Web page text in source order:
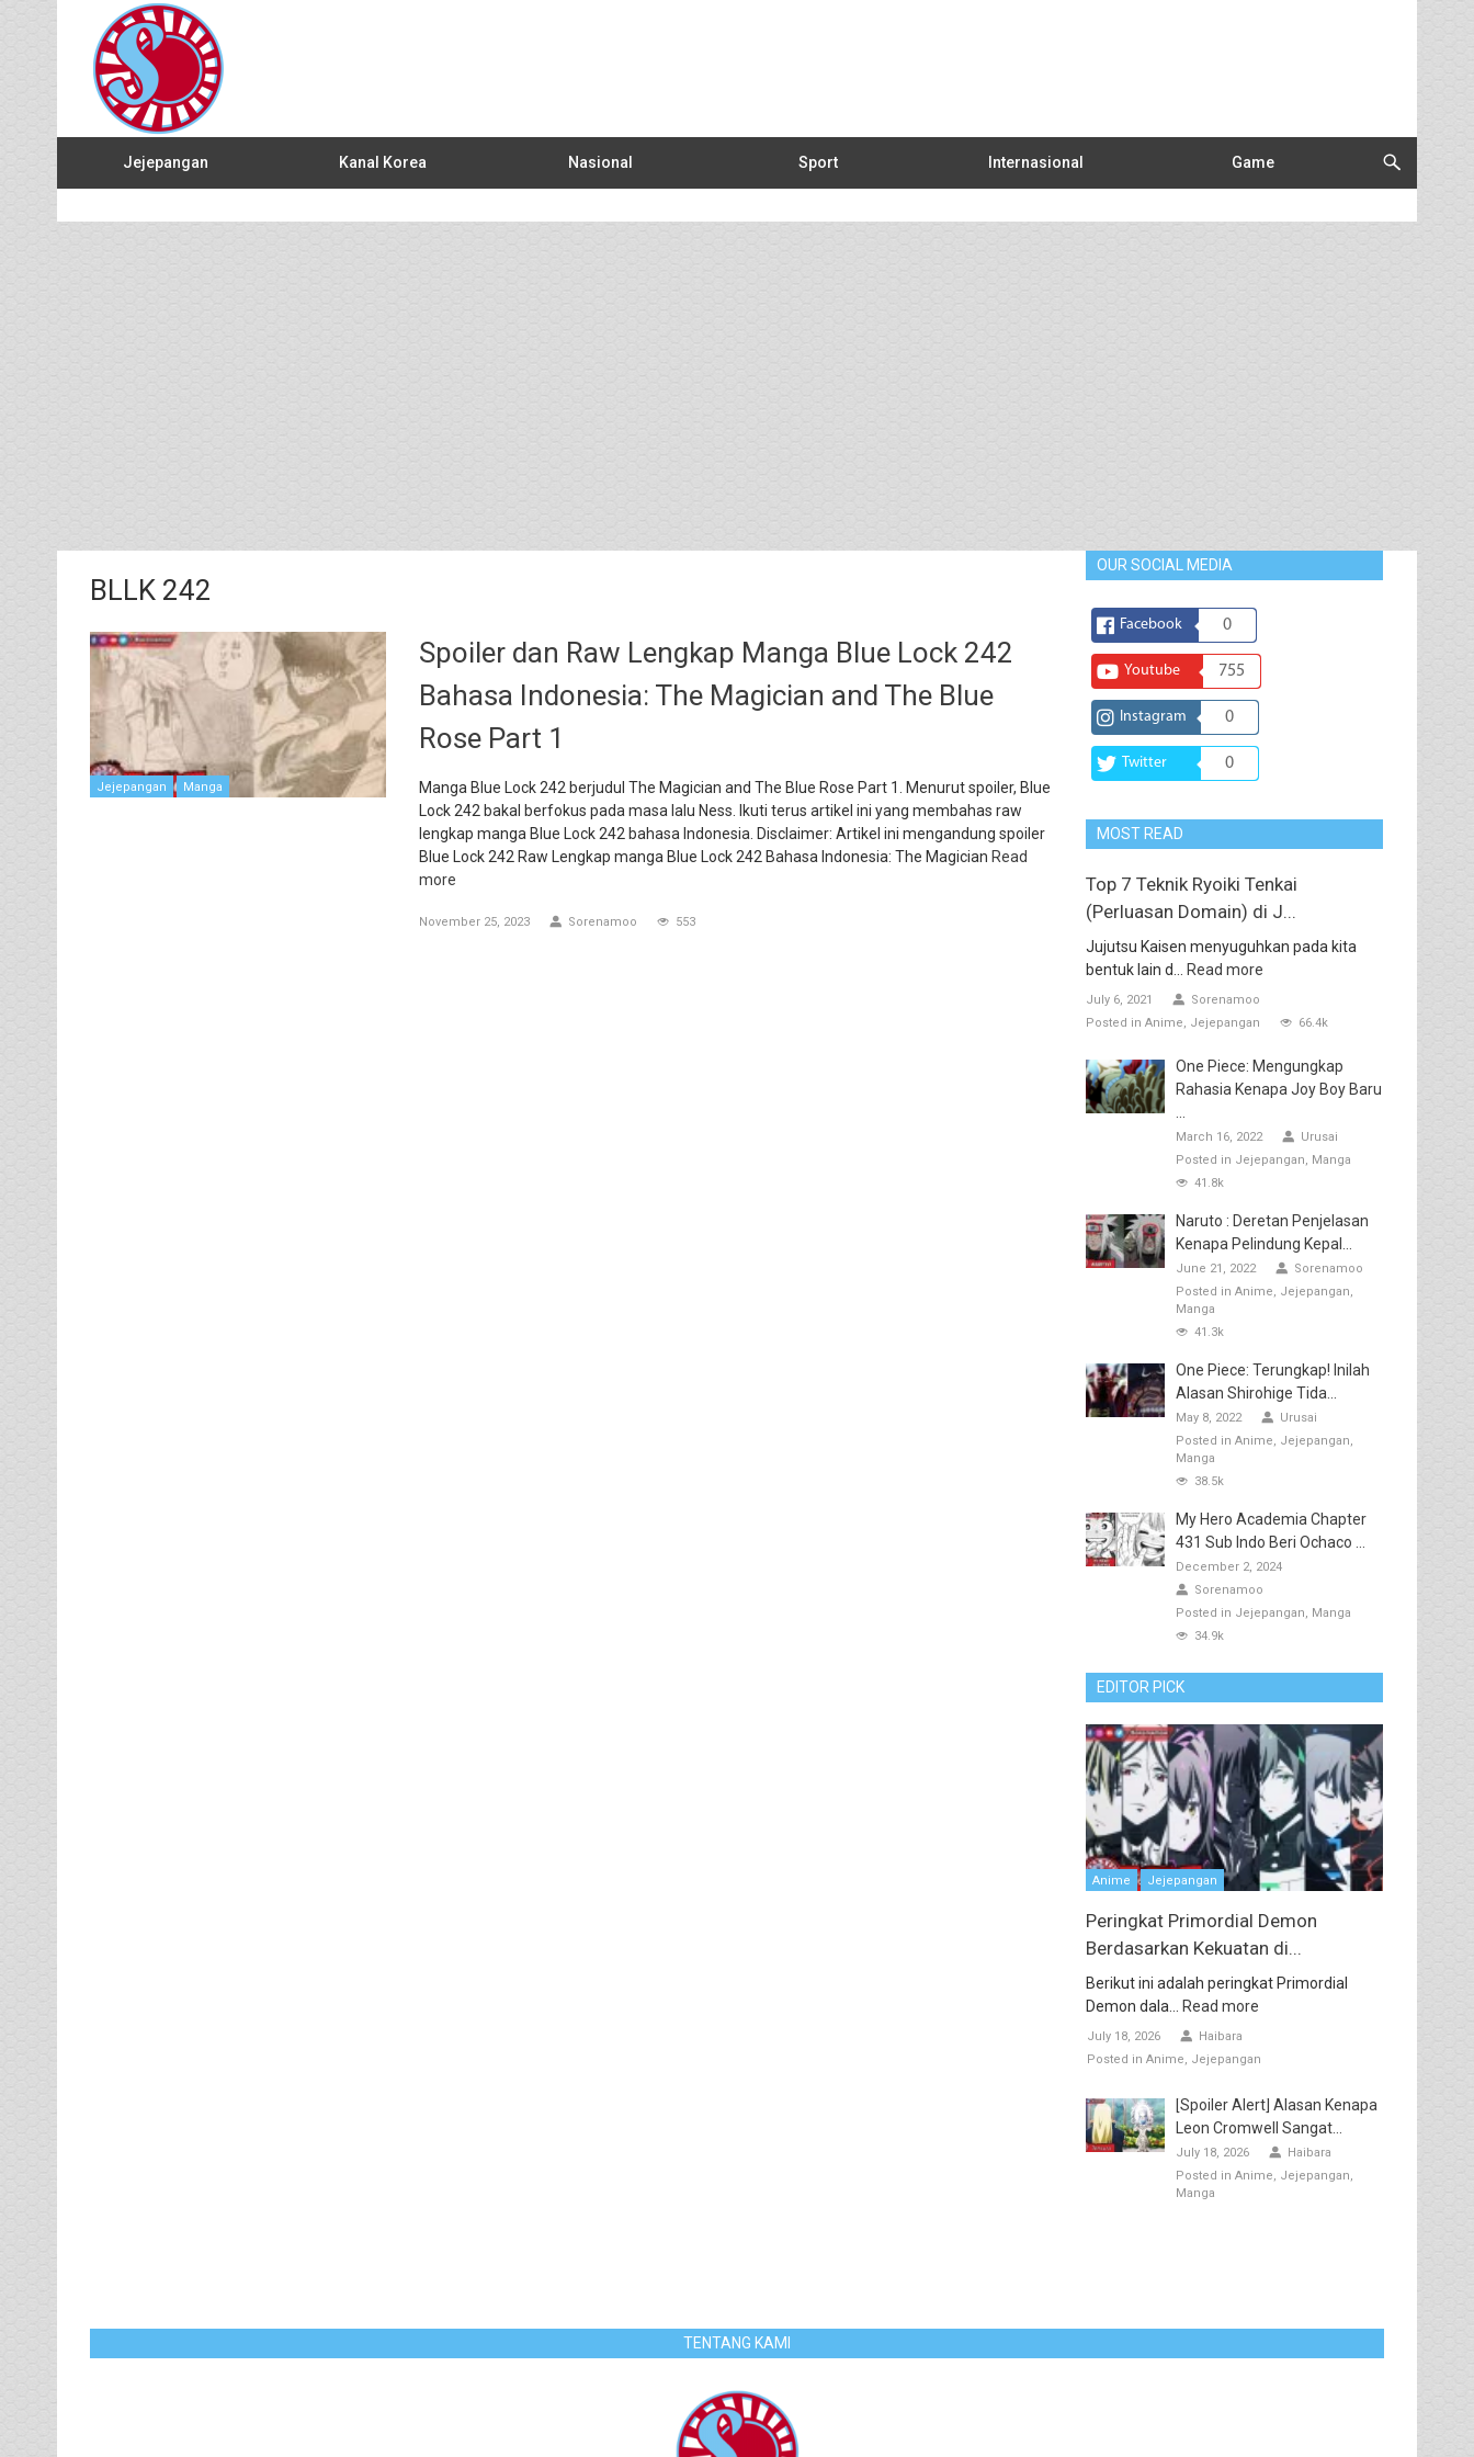
Jejepangan Kanal Korea Nasional Sport Internasional Game
BLLK 242
Jejepangan Manga
Spoiler dan Raw Lengkap Manga Blue Lock 242
Bahasa Indonesia: The Magician and The Blue
Rose Part 1
Manga Blue Lock 242 berjudul The Magician and The Blue Rose Part 1. Menurut spoiler, Blue
Lock 242 bakal berfokus pada masa lalu Ness. Ikuti terus artikel ini yang membahas raw
lengkap manga Blue Lock 242 bahasa Indonesia. Disclaimer: Artikel ini mengandung spoiler
Blue Lock 242 Raw Lengkap manga Blue Lock 242 Bahasa Indonesia: The Magician Read
more
November 25, 2023 Sorenamoo 553
OUR SOCIAL MEDIA
Facebook 0
Youtube 755
Instagram 0
Twitter 0
MOST READ
Top 7 Teknik Ryoiki Tenkai
(Perluasan Domain) di J...
Jujutsu Kaisen menyuguhkan pada kita
bentuk lain d...
Read more
July 6, 2021
Sorenamoo
Posted in Anime Jejepangan 66.4k
One Piece: Mengungkap
Rahasia Kenapa Joy Boy Baru
March 16, 2022
Urusai
Posted in Jejepangan
Manga
41.8k
Naruto : Deretan Penjelasan
Kenapa Pelindung Kepal...
June 21, 2022
Sorenamoo
Posted in Anime
Jejepangan
Manga
41.3k
One Piece: Terungkap! Inilah
Alasan Shirohige Tida...
May 8, 2022
Urusai
Posted in Anime
Jejepangan
Manga
38.5k
My Hero Academia Chapter
431 Sub Indo Beri Ochaco ...
December 2, 2024
Sorenamoo
Posted in Jejepangan
Manga
34.9k
EDITOR PICK
Anime Jejepangan
Peringkat Primordial Demon
Berdasarkan Kekuatan di...
Berikut ini adalah peringkat Primordial
Demon dala...
Read more
July 18, 2026
Haibara
Posted in Anime Jejepangan
[Spoiler Alert] Alasan Kenapa
Leon Cromwell Sangat...
July 18, 2026
Haibara
Posted in Anime
Jejepangan
Manga
TENTANG KAMI